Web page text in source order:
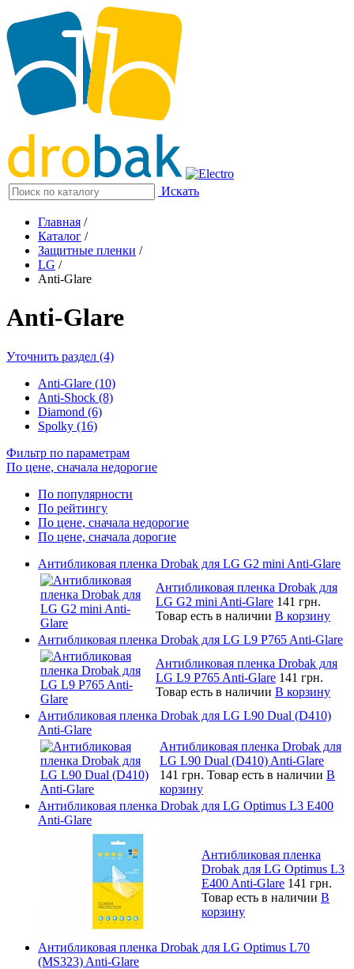
Искать
Главная /
Каталог /
Защитные пленки /
LG /
Anti-Glare
Anti-Glare
Уточнить раздел (4)
Anti-Glare (10)
Anti-Shock (8)
Diamond (6)
Spolky (16)
Фильтр по параметрам
По цене, сначала недорогие
По популярности
По рейтингу
По цене, сначала недорогие
По цене, сначала дорогие
Антибликовая пленка Drobak для LG G2 mini Anti-Glare
Антибликовая пленка Drobak для
LG G2 mini Anti-Glare 141 грн.
Товар есть в наличии В корзину
Антибликовая пленка Drobak для LG L9 P765 Anti-Glare
Антибликовая пленка Drobak для
LG L9 P765 Anti-Glare 141 грн.
Товар есть в наличии В корзину
Антибликовая пленка Drobak для LG L90 Dual (D410)
Anti-Glare
Антибликовая пленка Drobak для
LG L90 Dual (D410) Anti-Glare
141 грн. Товар есть в наличии В
корзину
Антибликовая пленка Drobak для LG Optimus L3 E400
Anti-Glare
Антибликовая пленка
Drobak для LG Optimus L3
E400 Anti-Glare 141 грн.
Товар есть в наличии В
корзину
Антибликовая пленка Drobak для LG Optimus L70
(MS323) Anti-Glare